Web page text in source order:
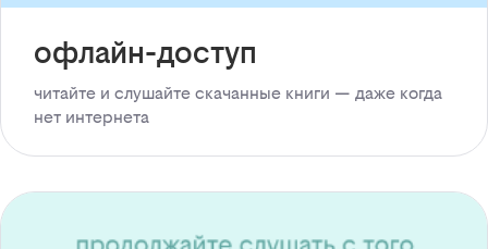
офлайн-доступ
читайте и слушайте скачанные книги — даже когда
нет интернета